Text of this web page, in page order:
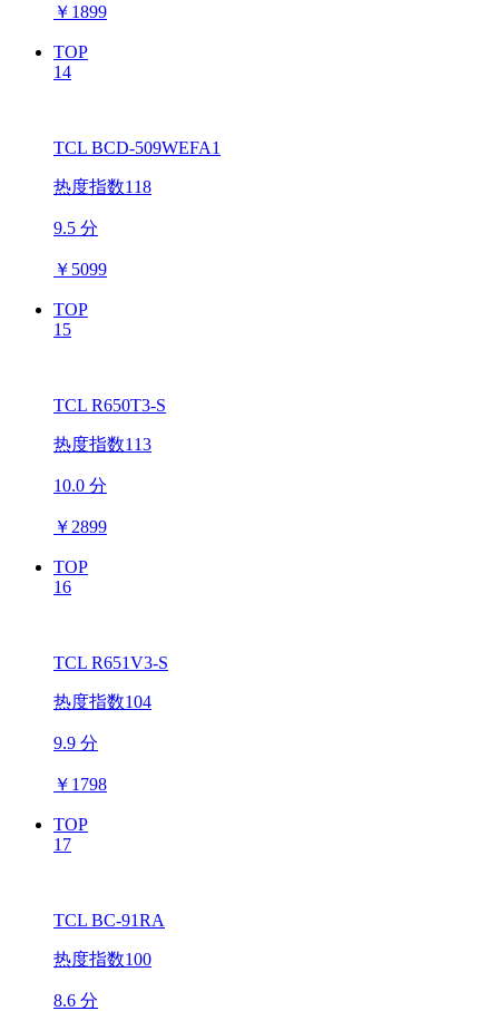
￥ 1899
TOP
14
TCL BCD-509WEFA1
热度指数118
9.5 分
￥ 5099
TOP
15
TCL R650T3-S
热度指数113
10.0 分
￥ 2899
TOP
16
TCL R651V3-S
热度指数104
9.9 分
￥ 1798
TOP
17
TCL BC-91RA
热度指数100
8.6 分